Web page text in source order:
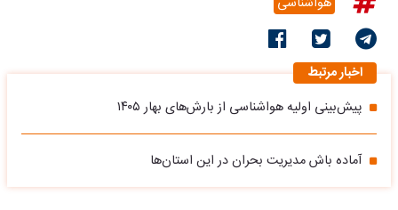
اخبار مرتبط
پیش‌بینی اولیه هواشناسی از بارش‌های بهار ۱۴۰۵
آماده باش مدیریت بحران در این استان‌ها